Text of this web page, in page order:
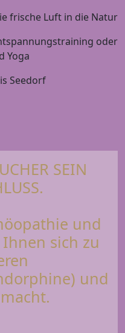
frische Luft in die Natur
oder
Yoga
Seedorf
SEIN
und
sich zu
und